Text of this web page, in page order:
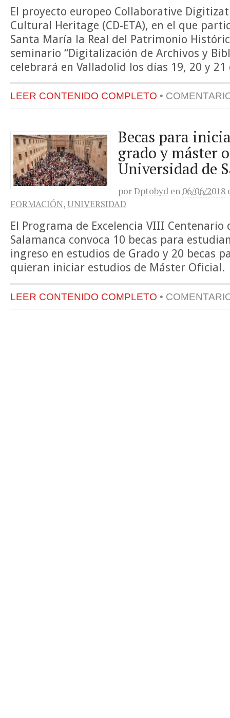
El proyecto europeo Collaborative
Cultural Heritage (CD-ETA), en el que
Santa María la Real del Patrimonio
seminario “Digitalización de Archivos y
celebrará en Valladolid los días 19, 20 y
LEER CONTENIDO COMPLETO •
Becas para
grado y máster
Universidad de
porDptobyd en 06/06/2018
FORMACIÓN,UNIVERSIDAD
El Programa de Excelencia VIII
Salamanca convoca 10 becas para
ingreso en estudios de Grado y 20 becas
quieran iniciar estudios de Máster Oficial.
LEER CONTENIDO COMPLETO •